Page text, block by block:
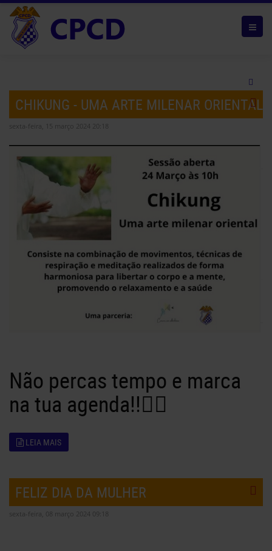
CHIKUNG - UMA ARTE MILENAR ORIENTAL
sexta-feira, 15 março 2024 20:18
Não percas tempo e marca
na tua agenda!!👌🏻
LEIA MAIS
FELIZ DIA DA MULHER
sexta-feira, 08 março 2024 09:18